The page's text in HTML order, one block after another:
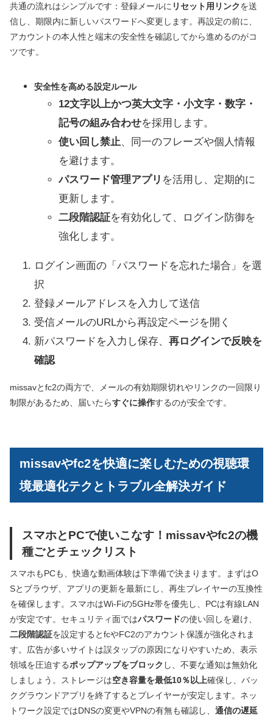
共通の流れはシンプルです：登録メールに リセット用リンクを送
信し、期限内に新しいパスワードへ変更します。再設定の前に、
アカウントの本人性と端末の安全性を確認してから進めるのがコ
ツです。
安全性を高める設定ルール
12文字以上かつ英大文字・小文字・数字・
記号の組み合わせを採用します。
使い回し禁止、同一のフレーズや個人情報
を避けます。
パスワード管理アプリ を活用し、定期的に
更新します。
二段階認証を有効化して、ログイン防御を
強化します。
ログイン画面の「パスワードを忘れた場合」を選
択
登録メールアドレスを入力して送信
受信メールのURLから再設定ページを開く
新パスワードを入力し保存、 再ログインで反映を
確認
missavとfc2の両方で、メールの有効期限切れやリンクの一回限り
制限があるため、届いたらすぐに操作するのが安全です。
missavやfc2を快適に楽しむための視聴環
境最適化テクとトラブル全解決ガイド
スマホとPCで使いこなす！missavやfc2の機
種ごとチェックリスト
スマホもPCも、快適な動画体験は下準備で決まります。まずはO
Sとブラウザ、アプリの更新を最新にし、再生プレイヤーの互換性
を確保します。スマホはWi‑Fiの5GHz帯を優先し、PCは有線LAN
が安定です。セキュリティ面ではパスワードの使い回しを避け、
二段階認証を設定するとfcやFC2のアカウント保護が強化されま
す。広告が多いサイトは誤タップの原因になりやすいため、表示
領域を圧迫するポップアップをブロック し、不要な通知は無効化
しましょう。ストレージは空き容量を最低10％以上確保し、バッ
クグラウンドアプリを終了するとプレイヤーが安定します。ネッ
トワーク設定ではDNSの変更やVPNの有無も確認し、 通信の遅延